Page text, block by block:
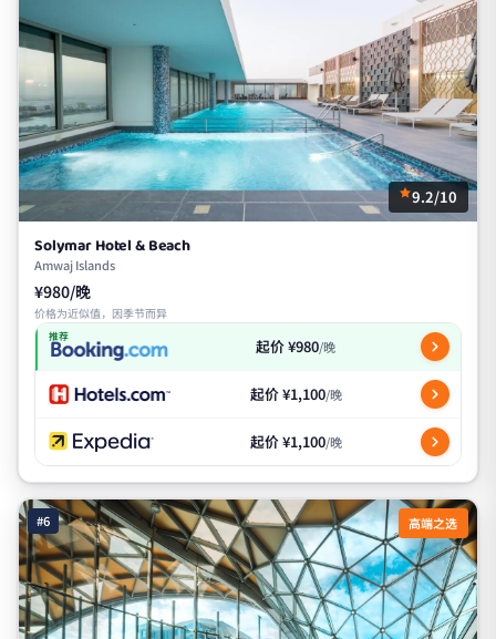
9.2/10
Solymar Hotel & Beach
Amwaj Islands
¥980/晚
价格为近似值，因季节而异
推荐 起价 ¥980/晚
起价 ¥1,100/晚
起价 ¥1,100/晚
#6 高端之选